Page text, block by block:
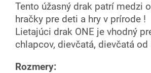
Tento úžasný drak patrí medzi
hračky pre deti a hry v prírode !
Lietajúci drak ONE je vhodný
chlapcov, dievčatá, dievčatá od
Rozmery: